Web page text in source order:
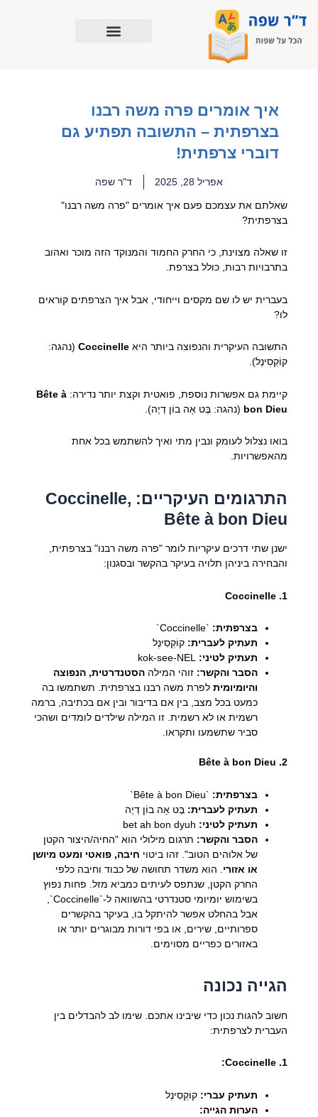
לתוכן
איך אומרים פרה משה רבנו
בצרפתית – התשובה תפתיע גם
דוברי צרפתית!
אפריל 28, 2025 ד"ר שפה
שאלתם את עצמכם פעם איך אומרים "פרה משה רבנו"
בצרפתית?
זו שאלה מצוינת, כי החרק החמוד והמנוקד הזה מוכר ואהוב
בתרבויות רבות, כולל בצרפת.
בעברית יש לו שם מקסים וייחודי, אבל איך הצרפתים קוראים
לו?
התשובה העיקרית והנפוצה ביותר היא Coccinelle(נהגה:
קוֹקְסִינֶל).
קיימת גם אפשרות נוספת, פואטית וקצת יותר נדירה: Bête à
bon Dieu (נהגה: בֶּט אָה בוֹן דְיֶה).
בואו נצלול לעומק ונבין מתי ואיך להשתמש בכל אחת
מהאפשרויות.
התרגומים העיקריים: Coccinelle,
Bête à bon Dieu
ישנן שתי דרכים עיקריות לומר "פרה משה רבנו" בצרפתית,
והבחירה ביניהן תלויה בעיקר בהקשר ובסגנון:
1. Coccinelle
בצרפתית: `Coccinelle`
תעתיק לעברית: קוֹקְסִינֶל
תעתיק לטיני:
הסבר והקשר: זוהי המילה הסטנדרטית, הנפוצה
והיומיומיתלפרת משה רבנו בצרפתית. תשתמשו בה
כמעט בכל מצב, בין אם בדיבור ובין אם בכתיבה, ברמה
רשמית או לא רשמית. זו המילה שילדים לומדים ושהכי
סביר שתשמעו ותקראו.
2. Bête à bon Dieu
בצרפתית: `Bête à bon Dieu`
תעתיק לעברית: בֶּט אָה בוֹן דְיֶה
תעתיק לטיני:
הסבר והקשר: תרגום מילולי הוא "החיה/היצור הקטן
של אלוהים הטוב". זהו ביטוי חיבה, פואטי ומעט מיושן
או אזורי . הוא משדר תחושה של כבוד וחיבה כלפי
החרק הקטן, שנתפס לעיתים כמביא מזל. פחות נפוץ
בשימוש יומיומי סטנדרטי בהשוואה ל-`Coccinelle`,
אבל בהחלט אפשר להיתקל בו, בעיקר בהקשרים
ספרותיים, שירים, או בפי דורות מבוגרים יותר או
באזורים כפריים מסוימים.
הגייה נכונה
חשוב להגות נכון כדי שיבינו אתכם. שימו לב להבדלים בין
העברית לצרפתית:
1. Coccinelle:
תעתיק עברי: קוֹקְסִינֶל
הערות הגייה: